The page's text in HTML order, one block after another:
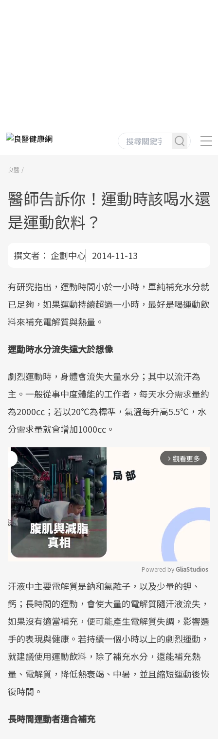
良醫
醫師告訴你！運動時該喝水還
是運動飲料？
撰文者： 企劃中心 2014-11-13
有研究指出，運動時間小於一小時，單純補充水分就
已足夠，如果運動持續超過一小時，最好是喝運動飲
料來補充電解質與熱量。
運動時水分流失遠大於想像
劇烈運動時，身體會流失大量水分；其中以流汗為
主。一般從事中度體能的工作者，每天水分需求量約
為2000㏄；若以20℃為標準，氣溫每升高5.5℃，水
分需求量就會增加1000㏄。
arrow_forward_ios 觀看更多
Mute
Powered by GliaStudios
汗液中主要電解質是鈉和氯離子，以及少量的鉀、
鈣；長時間的運動，會使大量的電解質隨汗液流失，
如果沒有適當補充，便可能產生電解質失調，影響選
手的表現與健康。若持續一個小時以上的劇烈運動，
就建議使用運動飲料，除了補充水分，還能補充熱
量、電解質，降低熱衰竭、中暑，並且縮短運動後恢
復時間。
長時間運動者適合補充